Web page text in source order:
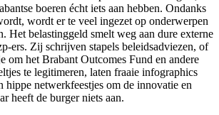
boeren écht iets aan hebben. Ondanks
wordt er te veel ingezet op onderwerpen
Het belastinggeld smelt weg aan dure externe
ers. Zij schrijven stapels beleidsadviezen, of
om het Brabant Outcomes Fund en andere
te legitimeren, laten fraaie infographics
hippe netwerkfeestjes om de innovatie en
heeft de burger niets aan.